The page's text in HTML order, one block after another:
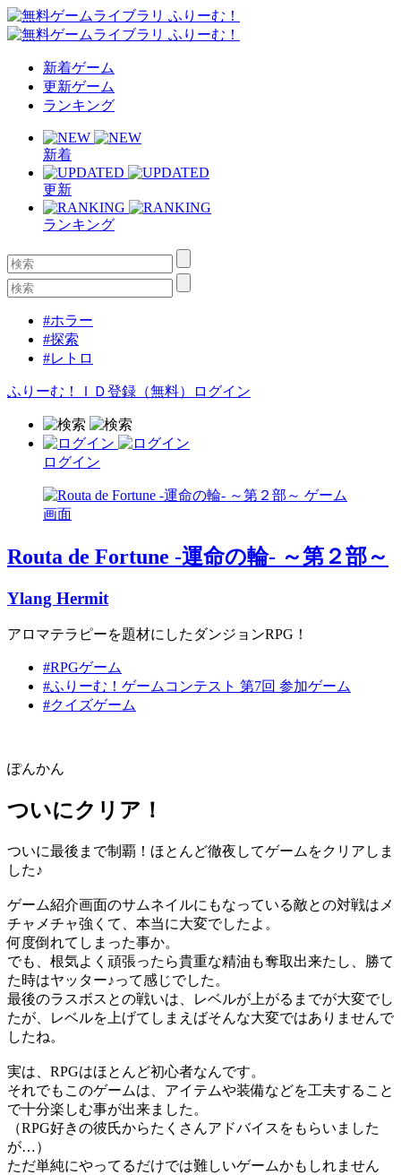
新着ゲーム
更新ゲーム
ランキング
新着
更新
ランキング
#ホラー
#探索
#レトロ
ふりーむ！ＩＤ登録（無料） ログイン
ログイン
Routa de Fortune -運命の輪- ～第２部～
Ylang Hermit
アロマテラピーを題材にしたダンジョンRPG！
#RPGゲーム
#ふりーむ！ゲームコンテスト 第7回 参加ゲーム
#クイズゲーム
ぽんかん
ついにクリア！
ついに最後まで制覇！ほとんど徹夜してゲームをクリアしま
した♪
ゲーム紹介画面のサムネイルにもなっている敵との対戦はメ
チャメチャ強くて、本当に大変でしたよ。
何度倒れてしまった事か。
でも、根気よく頑張ったら貴重な精油も奪取出来たし、勝て
た時はヤッター♪って感じでした。
最後のラスボスとの戦いは、レベルが上がるまでが大変でし
たが、レベルを上げてしまえばそんな大変ではありませんで
したね。
実は、RPGはほとんど初心者なんです。
それでもこのゲームは、アイテムや装備などを工夫すること
で十分楽しむ事が出来ました。
（RPG好きの彼氏からたくさんアドバイスをもらいました
が…）
ただ単純にやってるだけでは難しいゲームかもしれません